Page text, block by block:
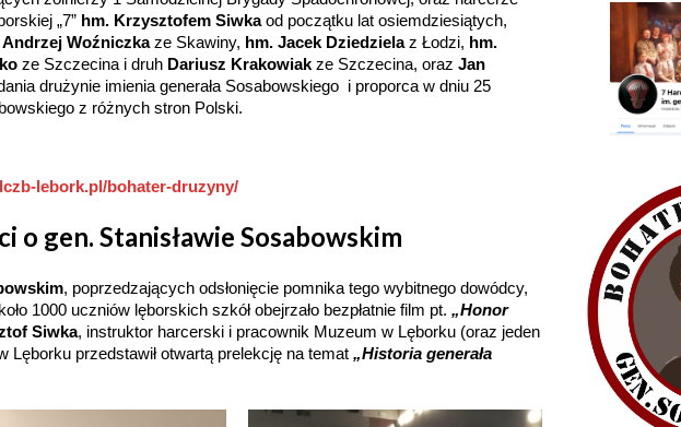
„7” hm. Krzysztofem Siwkaod początku lat osiemdziesiątych,
Andrzej Woźniczkaze Skawiny, hm. Jacek Dziedzielaz Łodzi, hm.
ze Szczecina i druh Dariusz Krakowiak ze Szczecina, oraz Jan
drużynie imienia generała Sosabowskiego i proporca w dniu 25
z różnych stron Polski.
lebork.pl/bohater-druzyny/
o gen. Stanisławie Sosabowskim
, poprzedzających odsłonięcie pomnika tego wybitnego dowódcy,
1000 uczniów lęborskich szkół obejrzało bezpłatnie film pt. „Honor
Siwka, instruktor harcerski i pracownik Muzeum w Lęborku (oraz jeden
przedstawił otwartą prelekcję na temat „Historia generała